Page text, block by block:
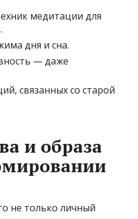
медитации для
дня и сна.
— даже
связанных со старой
и образа
не только личный